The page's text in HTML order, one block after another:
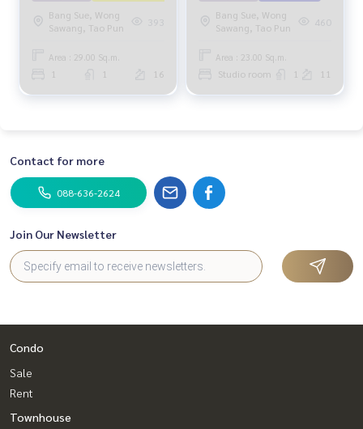
Bang Sue, Wong
Sawang, Tao Pun
393
Area : 29.00 Sq.m.
1 1 16
Bang Sue, Wong
Sawang, Tao Pun
460
Area : 23.00 Sq.m.
Studio room 1 11
Contact for more
088-636-2624
Join Our Newsletter
Condo
Sale
Rent
Townhouse